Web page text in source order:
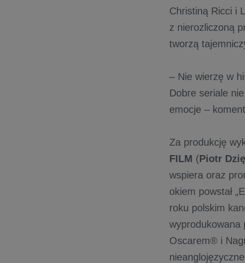
Christiną Ricci i
z nierozliczoną
tworzą
– Nie wierzę w
Dobre seriale
emocje –
Za produkcję
FILM (Piotr
wspiera oraz
okiem powstał
roku polskim
wyprodukowana
Oscarem® i